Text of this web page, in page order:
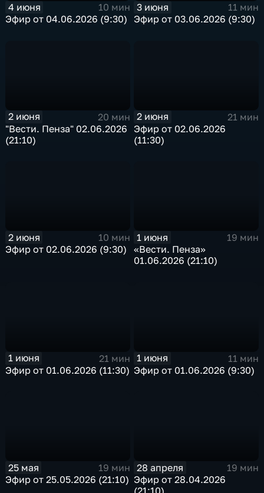
4 июня
10 мин
Эфир от 04.06.2026 (9:30)
3 июня
11 мин
Эфир от 03.06.2026 (9:30)
2 июня
20 мин
"Вести. Пенза" 02.06.2026
(21:10)
2 июня
21 мин
Эфир от 02.06.2026
(11:30)
2 июня
10 мин
Эфир от 02.06.2026 (9:30)
1 июня
19 мин
«Вести. Пенза»
01.06.2026 (21:10)
1 июня
21 мин
Эфир от 01.06.2026 (11:30)
1 июня
11 мин
Эфир от 01.06.2026 (9:30)
25 мая
19 мин
Эфир от 25.05.2026 (21:10)
28 апреля
19 мин
Эфир от 28.04.2026